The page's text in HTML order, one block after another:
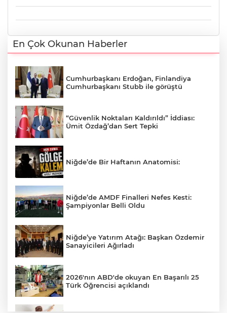
En Çok Okunan Haberler
Cumhurbaşkanı Erdoğan, Finlandiya
Cumhurbaşkanı Stubb ile görüştü
“Güvenlik Noktaları Kaldırıldı” İddiası:
Ümit Özdağ’dan Sert Tepki
Niğde’de Bir Haftanın Anatomisi:
Niğde’de AMDF Finalleri Nefes Kesti:
Şampiyonlar Belli Oldu
Niğde’ye Yatırım Atağı: Başkan Özdemir
Sanayicileri Ağırladı
2026'nın ABD'de okuyan En Başarılı 25
Türk Öğrencisi açıklandı